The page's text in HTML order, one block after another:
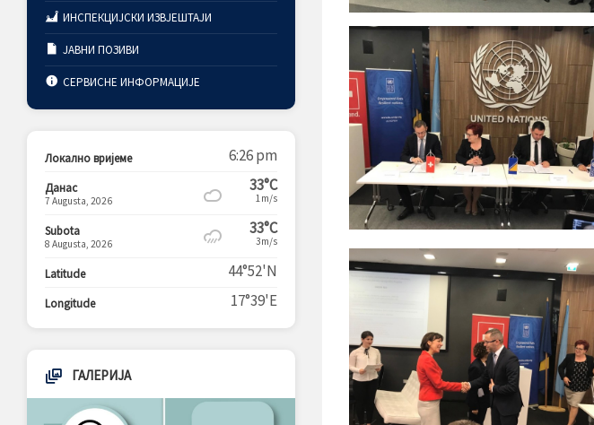
ИНСПЕКЦИЈСКИ ИЗВЈЕШТАЈИ
ЈАВНИ ПОЗИВИ
СЕРВИСНЕ ИНФОРМАЦИЈЕ
Локално вријеме 6:26 pm
Данас
7 Augusta, 2026
33°C
1m/s
Subota
8 Augusta, 2026
33°C
3m/s
Latitude 44°52'N
Longitude 17°39'E
ГАЛЕРИЈА